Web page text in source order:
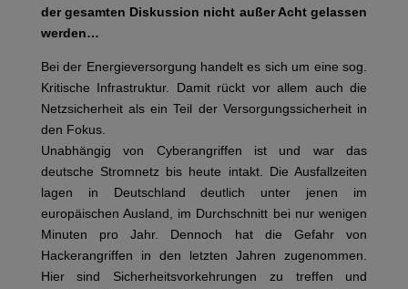
der gesamten Diskussion nicht außer Acht gelassen
werden…
Bei der Energieversorgung handelt es sich um eine sog.
Kritische Infrastruktur. Damit rückt vor allem auch die
Netzsicherheit als ein Teil der Versorgungssicherheit in
den Fokus.
Unabhängig von Cyberangriffen ist und war das
deutsche Stromnetz bis heute intakt. Die Ausfallzeiten
lagen in Deutschland deutlich unter jenen im
europäischen Ausland, im Durchschnitt bei nur wenigen
Minuten pro Jahr. Dennoch hat die Gefahr von
Hackerangriffen in den letzten Jahren zugenommen.
Hier sind Sicherheitsvorkehrungen zu treffen und